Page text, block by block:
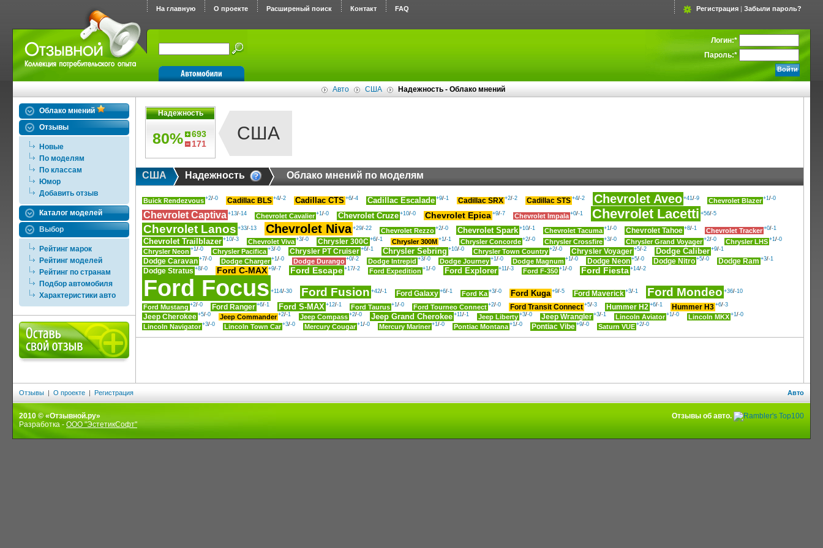
На главную О проекте Расширеный поиск Контакт FAQ Регистрация | Забыли пароль?
Логин:*
Пароль:*
Авто США Надежность - Облако мнений
Облако мнений
Отзывы
Новые
По моделям
По классам
Юмор
Добавить отзыв
Каталог моделей
Выбор
Рейтинг марок
Рейтинг моделей
Рейтинг по странам
Подбор автомобиля
Характеристики авто
Надежность
80%
693
171
США
США Надежность Облако мнений по моделям
Buick Rendezvous +2/-0 Cadillac BLS +4/-2 Cadillac CTS +6/-4 Cadillac Escalade +9/-1 Cadillac SRX +2/-2 Cadillac STS +4/-2 Chevrolet Aveo +41/-9 Chevrolet Blazer +1/-0
Chevrolet Captiva +13/-14 Chevrolet Cavalier +1/-0 Chevrolet Cruze +10/-0 Chevrolet Epica +9/-7 Chevrolet Impala +0/-1 Chevrolet Lacetti +56/-5
Chevrolet Lanos +33/-13 Chevrolet Niva +29/-22 Chevrolet Rezzo +2/-0 Chevrolet Spark +10/-1 Chevrolet Tacuma +1/-0 Chevrolet Tahoe +8/-1 Chevrolet Tracker +0/-1
Chevrolet Trailblazer +10/-3 Chevrolet Viva +3/-0 Chrysler 300C +6/-1 Chrysler 300M +1/-1 Chrysler Concorde +2/-0 Chrysler Crossfire +3/-0 Chrysler Grand Voyager +2/-0 Chrysler LHS +1/-0
Chrysler Neon +1/-0 Chrysler Pacifica +3/-0 Chrysler PT Cruiser +6/-1 Chrysler Sebring +10/-0 Chrysler Town Country +2/-0 Chrysler Voyager +5/-2 Dodge Caliber +9/-1
Dodge Caravan +7/-0 Dodge Charger +1/-0 Dodge Durango +0/-2 Dodge Intrepid +3/-0 Dodge Journey +1/-0 Dodge Magnum +1/-0 Dodge Neon +5/-0 Dodge Nitro +5/-0 Dodge Ram +3/-1
Dodge Stratus +8/-0 Ford C-MAX +9/-7 Ford Escape +17/-2 Ford Expedition +1/-0 Ford Explorer +11/-3 Ford F-350 +1/-0 Ford Fiesta +14/-2
Ford Focus +114/-30 Ford Fusion +42/-1 Ford Galaxy +6/-1 Ford Ka +3/-0 Ford Kuga +9/-5 Ford Maverick +3/-1 Ford Mondeo +36/-10
Ford Mustang +2/-0 Ford Ranger +6/-1 Ford S-MAX +12/-1 Ford Taurus +1/-0 Ford Tourneo Connect +2/-0 Ford Transit Connect +5/-3 Hummer H2 +6/-1 Hummer H3 +6/-3
Jeep Cherokee +5/-0 Jeep Commander +2/-1 Jeep Compass +2/-0 Jeep Grand Cherokee +11/-1 Jeep Liberty +3/-0 Jeep Wrangler +3/-1 Lincoln Aviator +1/-0 Lincoln MKX +1/-0
Lincoln Navigator +3/-0 Lincoln Town Car +3/-0 Mercury Cougar +1/-0 Mercury Mariner +1/-0 Pontiac Montana +1/-0 Pontiac Vibe +9/-0 Saturn VUE +2/-0
Отзывы | О проекте | Регистрация Авто
2010 © «Отзывной.ру»
Разработка - ООО "ЭстетикСофт"
Отзывы об авто.